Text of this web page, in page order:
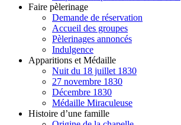
Faire pèlerinage
Demande de réservation
Accueil des groupes
Pèlerinages annoncés
Indulgence
Apparitions et Médaille
Nuit du 18 juillet 1830
27 novembre 1830
Décembre 1830
Médaille Miraculeuse
Histoire d’une famille